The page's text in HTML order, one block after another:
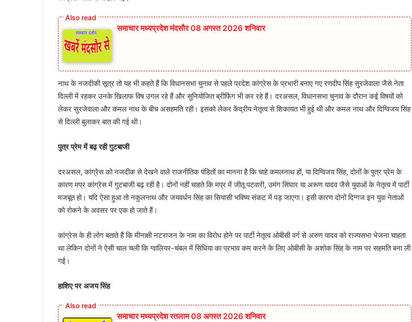
समाचार मध्यप्रदेश मंदसौर 08 अगस्त 2026 शनिवार
नाथ के नजदीकी सूत्र तो यह भी कहते हैं कि विधानसभा चुनाव से पहले प्रदेश कांग्रेस के प्रभारी बनाए गए रणदीप सिंह सुरजेवाला जैसे नेता
दिल्ली में रहकर उनके खिलाफ विष उगल रहे हैं और सुनियोजित ब्रीफिंग भी कर रहे हैं। दरअसल, विधानसभा चुनाव के दौरान कई विषयों को
लेकर सुरजेवाला और कमल नाथ के बीच असहमति रही। इसको लेकर केंद्रीय नेतृत्व से शिकायत भी हुई थी और कमल नाथ और दिग्विजय सिंह
से दिल्ली बुलाकर बात की गई थी।
पुत्र प्रेम में बढ़ रही गुटबाजी
दरअसल, कांग्रेस को नजदीक से देखने वाले राजनीतिक पंडितों का मानना है कि चाहे कमलनाथ हों, या दिग्विजय सिंह, दोनों के पुत्र प्रेम के
कारण मप्र कांग्रेस में गुटबाजी बढ़ रही है। दोनों नहीं चाहते कि मप्र में जीतू पटवारी, उमंग सिंघार या अरूण यादव जैसे युवाओं के नेतृत्व में पार्टी
मजबूत हो। यदि ऐसा हुआ तो नकुलनाथ और जयवर्धन सिंह का सियासी भविष्य संकट में पड़ जाएगा। इसी कारण दोनों दिग्गज इन युवा नेताओं
को रोकने के अवसर पर एक हो जाते हैं।
कांग्रेस के ही लोग बताते हैं कि मीनाक्षी नटराजन के नाम का विरोध होने पर पार्टी नेतृत्व ओबीसी वर्ग से अरुण यादव को राज्यसभा भेजना चाहता
था लेकिन दोनों ने ऐसी चाल चली कि ग्वालियर-चंबल में सिंधिया का प्रभाव कम करने के लिए ओबीसी के अशोक सिंह के नाम पर सहमति बना ली
गई।
हाशिए पर अजय सिंह
समाचार मध्यप्रदेश रतलाम 08 अगस्त 2026 शनिवार